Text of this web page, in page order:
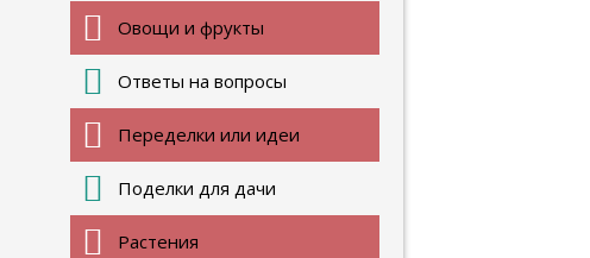
Овощи и фрукты
Ответы на вопросы
Переделки или идеи
Поделки для дачи
Растения